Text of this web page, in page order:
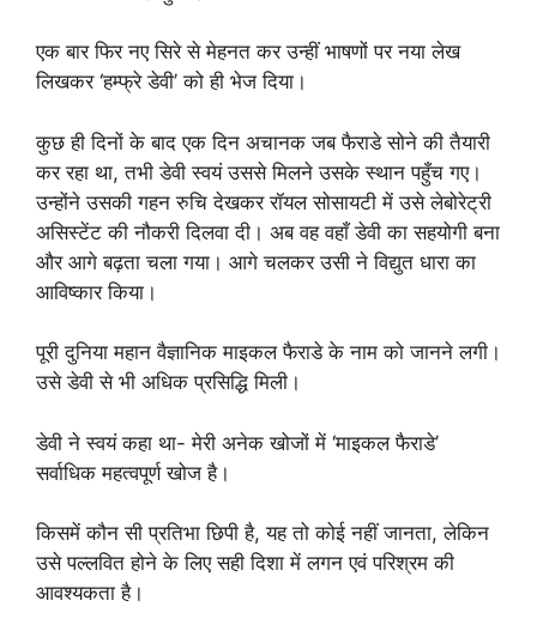
एक बार फिर नए सिरे से मेहनत कर उन्हीं भाषणों पर नया लेख
लिखकर ‘हम्फ्रे डेवी’ को ही भेज दिया।
कुछ ही दिनों के बाद एक दिन अचानक जब फैराडे सोने की तैयारी
कर रहा था, तभी डेवी स्वयं उससे मिलने उसके स्थान पहुँच गए।
उन्होंने उसकी गहन रुचि देखकर रॉयल सोसायटी में उसे लेबोरेट्री
असिस्टेंट की नौकरी दिलवा दी। अब वह वहाँ डेवी का सहयोगी बना
और आगे बढ़ता चला गया। आगे चलकर उसी ने विद्युत धारा का
आविष्कार किया।
पूरी दुनिया महान वैज्ञानिक माइकल फैराडे के नाम को जानने लगी।
उसे डेवी से भी अधिक प्रसिद्धि मिली।
डेवी ने स्वयं कहा था- मेरी अनेक खोजों में ‘माइकल फैराडे’
सर्वाधिक महत्वपूर्ण खोज है।
किसमें कौन सी प्रतिभा छिपी है, यह तो कोई नहीं जानता, लेकिन
उसे पल्लवित होने के लिए सही दिशा में लगन एवं परिश्रम की
आवश्यकता है।